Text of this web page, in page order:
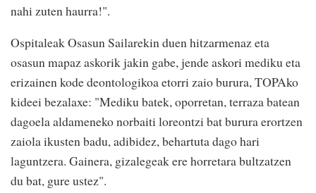
nahi zuten haurra!".
Ospitaleak Osasun Sailarekin duen hitzarmenaz eta
osasun mapaz askorik jakin gabe, jende askori mediku eta
erizainen kode deontologikoa etorri zaio burura, TOPAko
kideei bezalaxe: "Mediku batek, oporretan, terraza batean
dagoela aldameneko norbaiti loreontzi bat burura erortzen
zaiola ikusten badu, adibidez, behartuta dago hari
laguntzera. Gainera, gizalegeak ere horretara bultzatzen
du bat, gure ustez".